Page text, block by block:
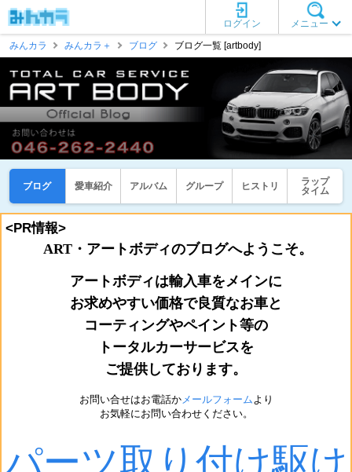
メニュー
ログイン
みんカラ
みんカラ＋ ブログ ブログ一覧 [artbody]
ブログ 愛車紹介 アルバム グループ ヒストリ
ラップ
タイム
<PR情報>
ART・アートボディのブログへようこそ。
アートボディは輸入車をメインに
お求めやすい価格で良質なお車と
コーティングやペイント等の
トータルカーサービスを
ご提供しております。
お問い合せはお電話かメールフォームより
お気軽にお問い合わせください。
パーツ取り付け駆け